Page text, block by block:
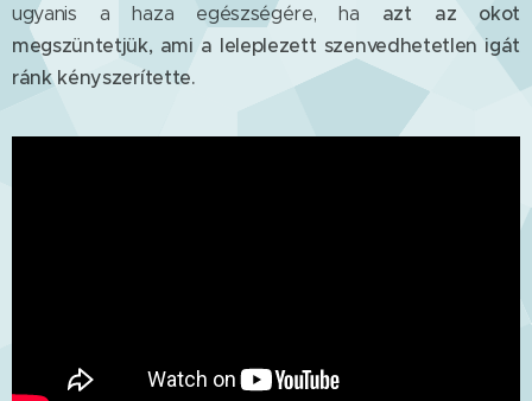
ugyanis a haza egészségére, ha azt az okot
megszüntetjük, ami a leleplezett szenvedhetetlen igát
ránk kényszerítette.